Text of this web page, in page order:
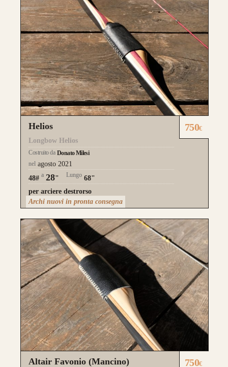
Helios
Longbow Helios
Costruito da Donato Milesi
nel agosto 2021
48# a 28" Lungo 68"
per arciere destrorso
750€
Archi nuovi in pronta consegna
Altair Favonio (Mancino) 750€